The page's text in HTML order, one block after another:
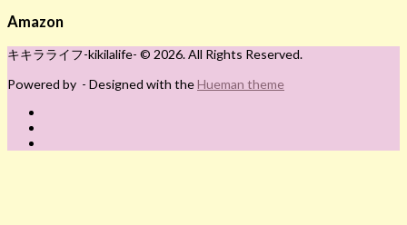
Amazon
キキラライフ-kikilalife- © 2026. All Rights Reserved.
Powered by - Designed with theHueman theme